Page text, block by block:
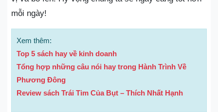
mỗi ngày!
Xem thêm:
Top 5 sách hay về kinh doanh
Tổng hợp những câu nói hay trong Hành Trình Về
Phương Đông
Review sách Trái Tim Của Bụt – Thích Nhất Hạnh